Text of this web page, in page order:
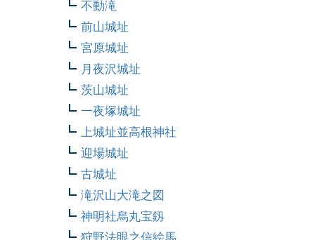
不動滝
前山城址
宮原城址
月夜沢城址
茨山城址
一夜塚城址
上城址並高根神社
迎場城址
古城址
滝沢山大滝之図
神明社烏丸宝釼
狩野法眼之信絵馬